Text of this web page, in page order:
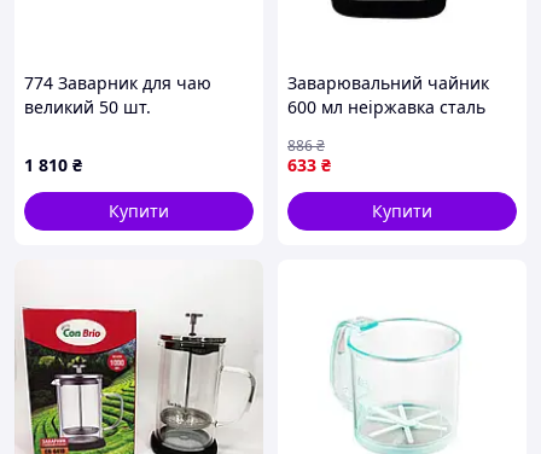
774 Заварник для чаю
великий 50 шт.
1 810 ₴
Купити
Заварювальний чайник
600 мл неіржавка сталь
FK-8385
633 ₴
886₴
Купити